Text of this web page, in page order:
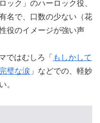
ック」のハーロック役、
名で、口数の少ない（花
役のイメージが強い声
ではむしろ「 もしかして
完璧な涙 」などでの、軽妙
。